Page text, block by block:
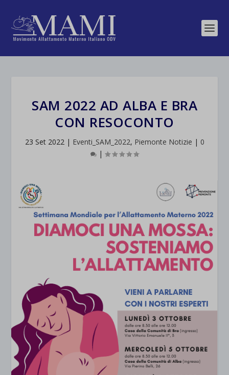
SAM 2022 AD ALBA E BRA
CON RESOCONTO
23 Set 2022| Eventi_SAM_2022, Piemonte Notizie | 0
|